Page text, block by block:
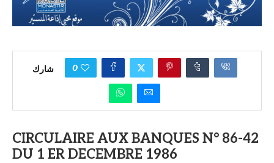
شارك 0
CIRCULAIRE AUX BANQUES N° 86-42
DU 1 ER DECEMBRE 1986